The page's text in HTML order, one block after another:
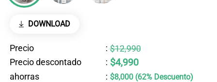
DOWNLOAD
Precio : $12,990
Precio descontado
: $4,990
ahorras : $8,000 (62% Descuento)